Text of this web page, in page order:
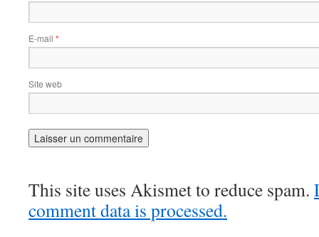
E-mail *
Site web
This site uses Akismet to reduce spam.
comment data is processed.